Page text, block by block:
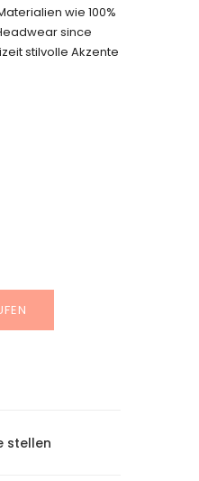
wie 100%
since
stilvolle Akzente
stellen